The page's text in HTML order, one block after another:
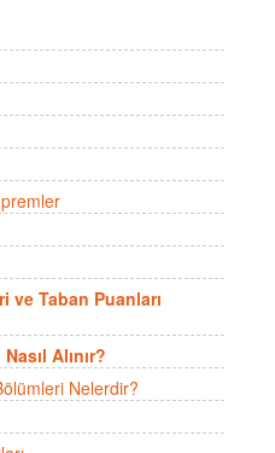
ve Taban Puanları
Alınır?
Nelerdir?